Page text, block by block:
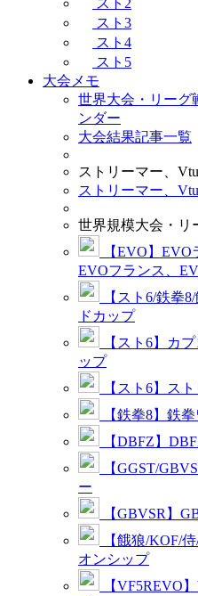
スト2
スト3
スト4
スト5
大会メモ
世界大会・リーグ
ンダー
大会結果記事一覧
ストリーマー、
ストリーマー、
世界規模大会・リ
【EVO】EVO
EVOフランス、
【スト6/鉄拳
ドカップ
【スト6】カ
ップ
【スト6】ス
【鉄拳8】鉄
【DBFZ】
【GGST/
ー
【GBVSR】
【餓狼/KOF/
オンシップ
【VF5REVO